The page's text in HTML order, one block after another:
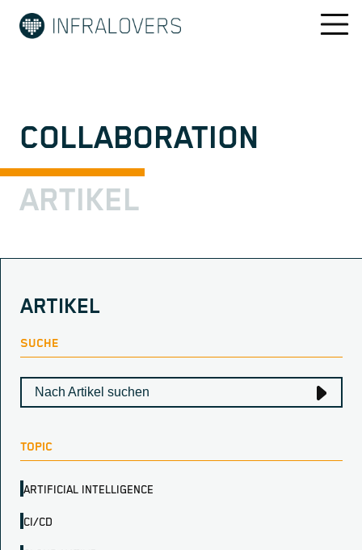
COLLABORATION
ARTIKEL
ARTIKEL
SUCHE
TOPIC
ARTIFICIAL INTELLIGENCE
CI/CD